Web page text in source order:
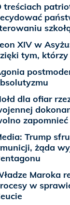
treściach
XIV w
tym,
dla ofiar
zapomnieć
Trump
żąda
Maroka
w